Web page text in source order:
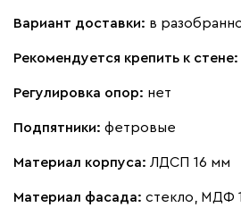
Вариант доставки: в
Рекомендуется крепить к стене:
Регулировка опор: нет
Подпятники: фетровые
Материал корпуса: ЛДСП 16 мм
Материал фасада: стекло, МДФ